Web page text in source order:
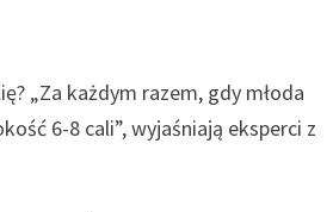
„Za każdym razem, gdy młoda
6-8 cali”, wyjaśniają eksperci z